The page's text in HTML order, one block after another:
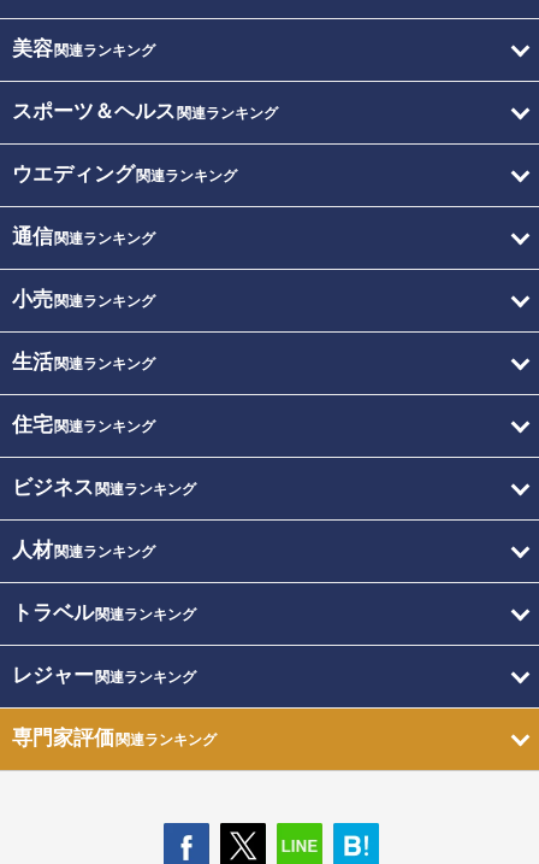
美容関連ランキング
スポーツ＆ヘルス 関連ランキング
ウエディング関連ランキング
通信関連ランキング
小売関連ランキング
生活関連ランキング
住宅関連ランキング
ビジネス 関連ランキング
人材関連ランキング
トラベル関連ランキング
レジャー関連ランキング
専門家評価関連ランキング